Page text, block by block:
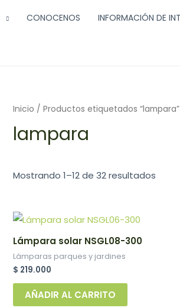
CONOCENOS INFORMACIÓN DE
Inicio / Productos etiquetados “lampara”
lampara
Mostrando 1–12 de 32 resultados
Lámpara solar NSGL08-300
Lámparas parques y jardines
$ 219.000
AÑADIR AL CARRITO